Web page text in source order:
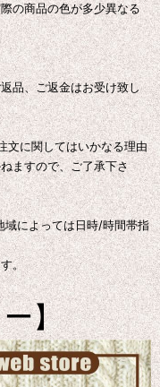
の商品の色が多少異なる
品、ご返金はお受け致し
文に関してはいかなる理由
ますので、ご了承下さ
域によっては日時/時間帯指
。
】